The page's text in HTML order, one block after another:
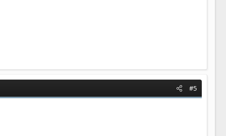
#5